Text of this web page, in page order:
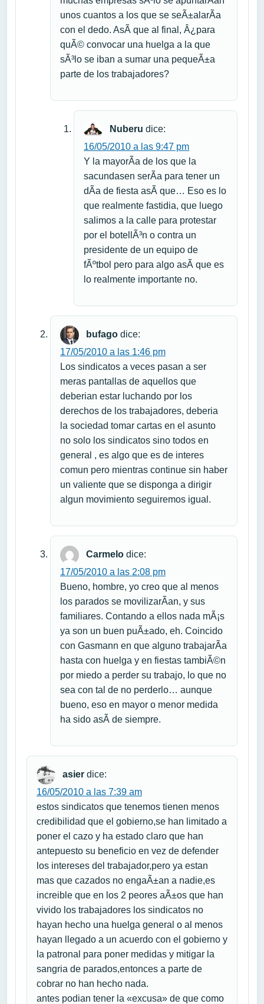
unos cuantos a los que se seÃ±alarÃ­a
con el dedo. AsÃ­ que al final, Â¿para
quÃ© convocar una huelga a la que
sÃ³lo se iban a sumar una pequeÃ±a
parte de los trabajadores?
Nuberu dice:
16/05/2010 a las 9:47 pm
Y la mayorÃ­a de los que la
sacundasen serÃ­a para tener un
dÃ­a de fiesta asÃ­ que… Eso es lo
que realmente fastidia, que luego
salimos a la calle para protestar
por el botellÃ³n o contra un
presidente de un equipo de
fÃºtbol pero para algo asÃ­ que es
lo realmente importante no.
bufago dice:
17/05/2010 a las 1:46 pm
Los sindicatos a veces pasan a ser
meras pantallas de aquellos que
deberian estar luchando por los
derechos de los trabajadores, deberia
la sociedad tomar cartas en el asunto
no solo los sindicatos sino todos en
general , es algo que es de interes
comun pero mientras continue sin haber
un valiente que se disponga a dirigir
algun movimiento seguiremos igual.
Carmelo dice:
17/05/2010 a las 2:08 pm
Bueno, hombre, yo creo que al menos
los parados se movilizarÃ­an, y sus
familiares. Contando a ellos nada mÃ¡s
ya son un buen puÃ±ado, eh. Coincido
con Gasmann en que alguno trabajarÃ­a
hasta con huelga y en fiestas tambiÃ©n
por miedo a perder su trabajo, lo que no
sea con tal de no perderlo… aunque
bueno, eso en mayor o menor medida
ha sido asÃ­ de siempre.
asier dice:
16/05/2010 a las 7:39 am
estos sindicatos que tenemos tienen menos
credibilidad que el gobierno,se han limitado a
poner el cazo y ha estado claro que han
antepuesto su beneficio en vez de defender
los intereses del trabajador,pero ya estan
mas que cazados no engaÃ±an a nadie,es
increible que en los 2 peores aÃ±os que han
vivido los trabajadores los sindicatos no
hayan hecho una huelga general o al menos
hayan llegado a un acuerdo con el gobierno y
la patronal para poner medidas y mitigar la
sangria de parados,entonces a parte de
cobrar no han hecho nada.
antes podian tener la «excusa» de que como